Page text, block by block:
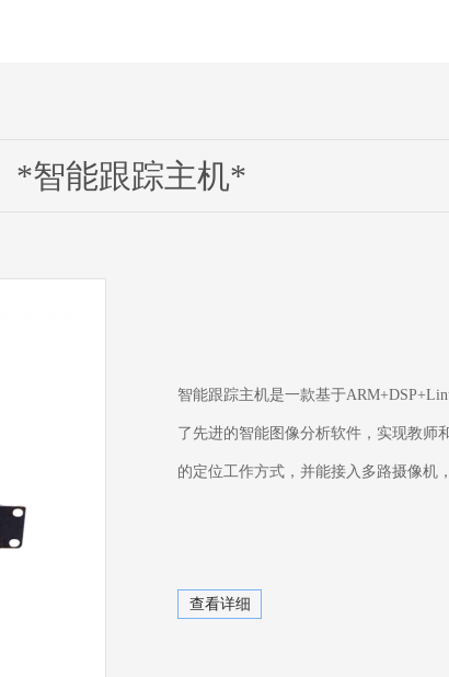
*智能跟踪主机*
智能跟踪主机是一款基于
了先进的智能图像分析软件，实现教师
的定位工作方式，并能接入多路摄像机
查看详细